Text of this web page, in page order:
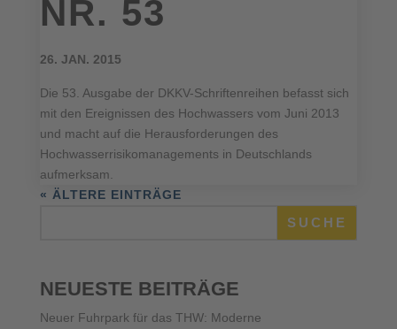
NR. 53
26. JAN. 2015
Die 53. Ausgabe der DKKV-Schriftenreihen befasst sich
mit den Ereignissen des Hochwassers vom Juni 2013
und macht auf die Herausforderungen des
Hochwasserrisikomanagements in Deutschlands
aufmerksam.
« ÄLTERE EINTRÄGE
SUCHE
NEUESTE BEITRÄGE
Neuer Fuhrpark für das THW: Moderne